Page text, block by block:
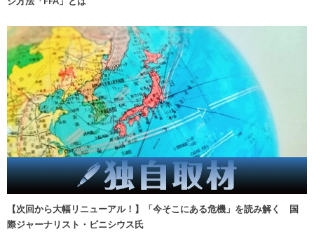
【次回から大幅リニューアル！】「今そこにある危機」を読み解く 国
際ジャーナリスト・ビニシウス氏